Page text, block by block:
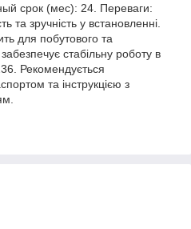
срок (мес): 24. Переваги:
та зручність у встановленні.
для побутового та
стабільну роботу в
Рекомендується
та інструкцією з